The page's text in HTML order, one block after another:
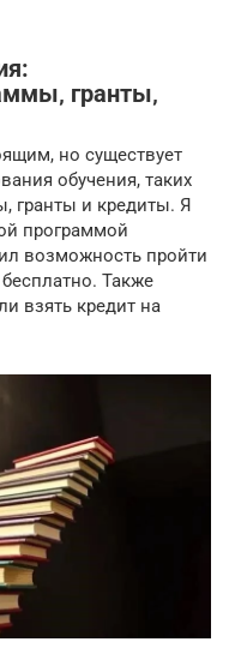
гранты‚
но существует
обучения, таких
гранты и кредиты. Я
программой
возможность пройти
Также
взять кредит на